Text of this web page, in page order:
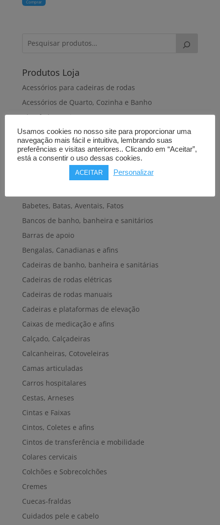
Comprar
Produtos Loja
Acessórios para cadeiras de rodas
Acessórios de Quarto, Cozinha e Banho
Almofadas antiescaras
Almofadas de dormir
Almofadas de posicionamento
Alteadores de sanita
Andadeiras, Andarilhos
Babetes, Batas, Aventais, Fatos
Bancos de banho, banheira e sanitários
Barras de apoio
Bengalas, Canadianas e afins
Cadeiras de banho, banheira e sanitárias
Cadeiras de rodas elétricas
Cadeiras de rodas manuais
Cadeiras e plataformas de elevação
Caixas de medicação e afins
Calçado, Calçadeiras
Calcanheiras, Cotoveleiras
Camas articuladas
Carros hospitalares
Cestas, Arneses
Cintas e Faixas
Cintos, Coletes e afins
Cintos de transferência e mobilidade
Colares cervicais
Colchões e Sobrecolchões
Cremes
Cuecas-fraldas
Cuidados pele e cabelo
Usamos cookies no nosso site para proporcionar uma
navegação mais fácil e intuitiva, lembrando suas
preferências e visitas anteriores.. Clicando em “Aceitar”,
está a consentir o uso dessas cookies.
ACEITAR Personalizar